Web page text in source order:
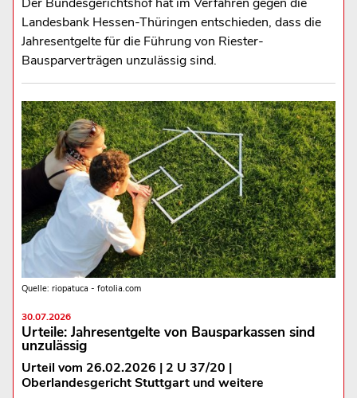
Landesbank Hessen-Thüringen entschieden, dass die
Jahresentgelte für die Führung von Riester-
Bausparverträgen unzulässig sind.
Quelle: riopatuca - fotolia.com
30.07.2026
Urteile: Jahresentgelte von Bausparkassen sind
unzulässig
Urteil vom 26.02.2026 | 2 U 37/20 |
Oberlandesgericht Stuttgart und weitere